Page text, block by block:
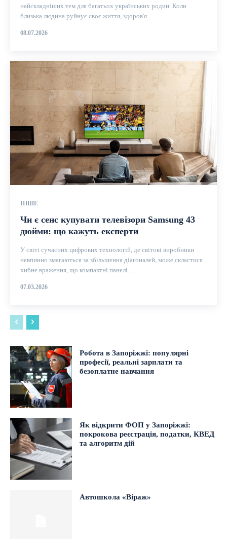
найскладніших тем для багатьох українських родин. Коли
близька людина руйнує своє життя, здоров'я...
08.07.2026
ІНШЕ
Чи є сенс купувати телевізори Samsung 43
дюйми: що кажуть експерти
У світі сучасних цифрових технологій, де світові виробники
невпинно змагаються за збільшення діагоналей, може скластися
хибне враження, що компактні панелі...
07.03.2026
Робота в Запоріжжі: популярні
професії, реальні зарплати та
безоплатне навчання
Як відкрити ФОП у Запоріжжі:
покрокова реєстрація, податки, КВЕД
та алгоритм дій
Автошкола «Віраж»